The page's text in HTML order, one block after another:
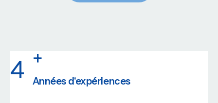
4 +
Années d'expériences